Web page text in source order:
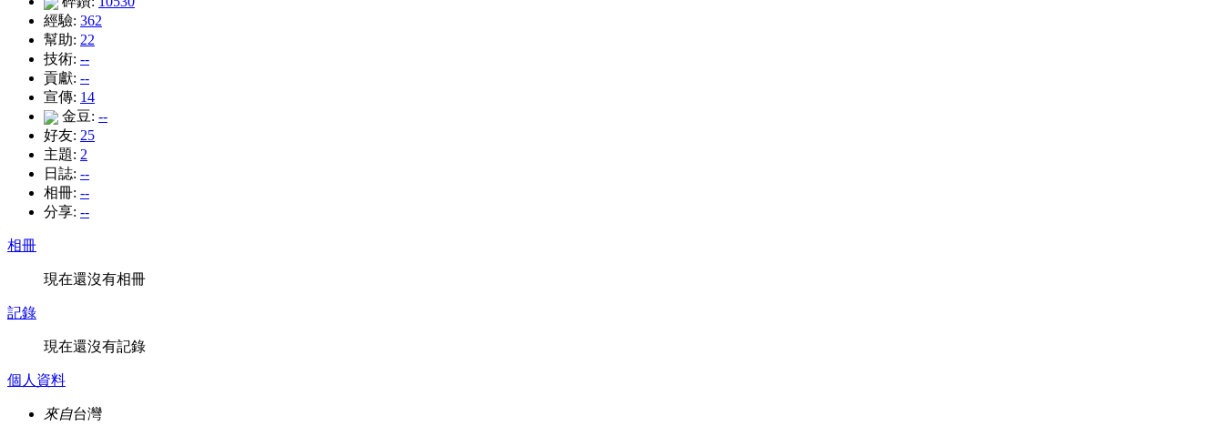
經驗: 362
幫助: 22
技術: --
貢獻: --
宣傳: 14
金豆: --
好友: 25
主題: 2
日誌: --
相冊: --
分享: --
相冊
現在還沒有相冊
記錄
現在還沒有記錄
個人資料
來自台灣